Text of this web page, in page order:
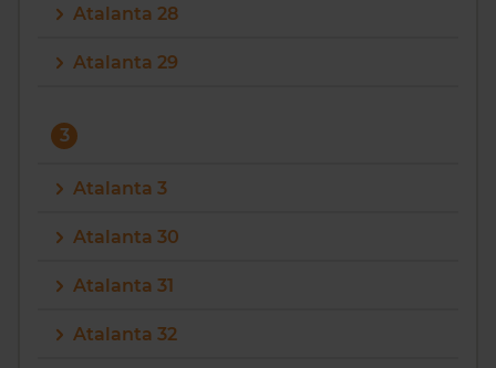
Atalanta 28
Atalanta 29
3
Atalanta 3
Atalanta 30
Atalanta 31
Atalanta 32